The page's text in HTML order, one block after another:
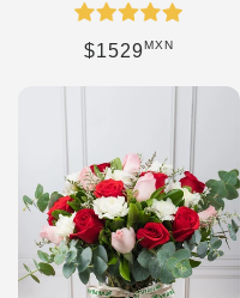
Precio habitual
$1529MXN